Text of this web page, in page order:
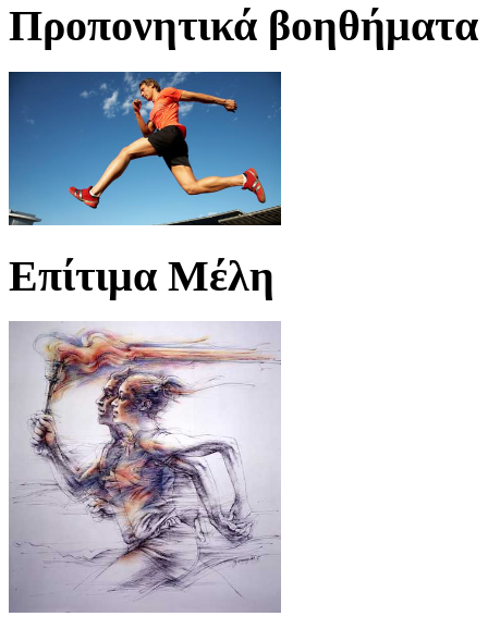
Προπονητικά βοηθήματα
Επίτιμα Μέλη